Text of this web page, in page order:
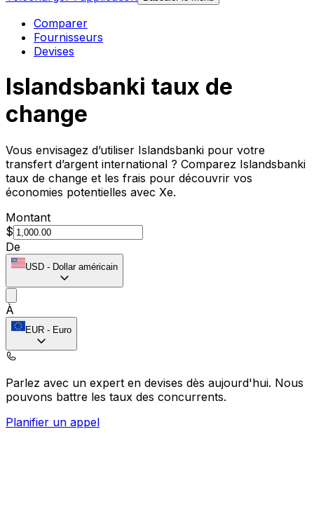
Comparer
Fournisseurs
Devises
Islandsbanki taux de
change
Vous envisagez d’utiliser Islandsbanki pour votre
transfert d’argent international ? Comparez Islandsbanki
taux de change et les frais pour découvrir vos
économies potentielles avec Xe.
Montant
$
De
USD - Dollar américain
À
EUR - Euro
Parlez avec un expert en devises dès aujourd'hui. Nous
pouvons battre les taux des concurrents.
Planifier un appel